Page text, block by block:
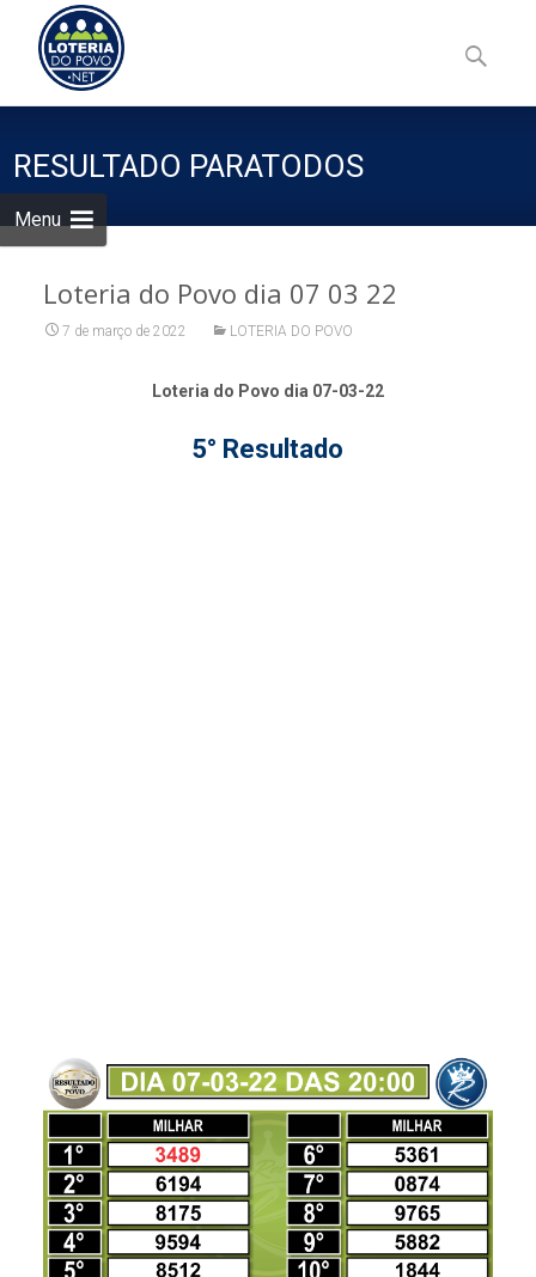
Menu
to
content
por:
RESULTADO PARATODOS
Loteria do Povo dia 07 03 22
7 de março de 2022 LOTERIA DO POVO
Loteria do Povo dia 07-03-22
5° Resultado